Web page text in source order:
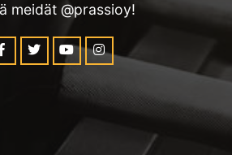
meidät @prassioy!